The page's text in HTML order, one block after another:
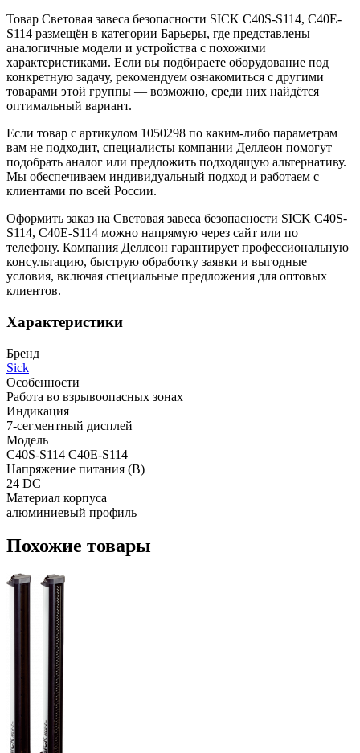
Товар Световая завеса безопасности SICK C40S-S114, C40E-
S114 размещён в категории Барьеры, где представлены
аналогичные модели и устройства с похожими
характеристиками. Если вы подбираете оборудование под
конкретную задачу, рекомендуем ознакомиться с другими
товарами этой группы — возможно, среди них найдётся
оптимальный вариант.
Если товар с артикулом 1050298 по каким-либо параметрам
вам не подходит, специалисты компании Деллеон помогут
подобрать аналог или предложить подходящую альтернативу.
Мы обеспечиваем индивидуальный подход и работаем с
клиентами по всей России.
Оформить заказ на Световая завеса безопасности SICK C40S-
S114, C40E-S114 можно напрямую через сайт или по
телефону. Компания Деллеон гарантирует профессиональную
консультацию, быструю обработку заявки и выгодные
условия, включая специальные предложения для оптовых
клиентов.
Характеристики
Бренд
Sick
Особенности
Работа во взрывоопасных зонах
Индикация
7-сегментный дисплей
Модель
C40S-S114 C40E-S114
Напряжение питания (В)
24 DC
Материал корпуса
алюминиевый профиль
Похожие товары